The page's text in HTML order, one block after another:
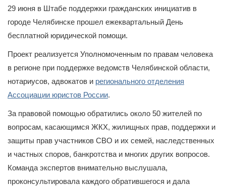
29 июня в Штабе поддержки гражданских инициатив в
городе Челябинске прошел ежеквартальный День
бесплатной юридической помощи.
Проект реализуется Уполномоченным по правам человека
в регионе при поддержке ведомств Челябинской области,
нотариусов, адвокатов и регионального отделения
Ассоциации юристов России.
За правовой помощью обратились около 50 жителей по
вопросам, касающимся ЖКХ, жилищных прав, поддержки и
защиты прав участников СВО и их семей, наследственных
и частных споров, банкротства и многих других вопросов.
Команда экспертов внимательно выслушала,
проконсультировала каждого обратившегося и дала